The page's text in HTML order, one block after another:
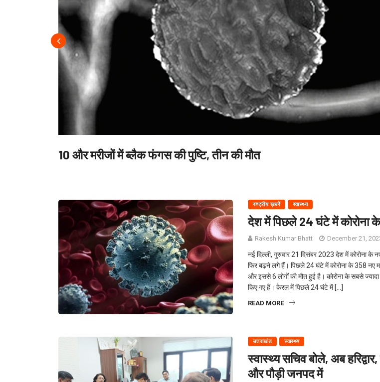
10 और मरीजों में ब्लैक फंगस की पुष्टि, तीन की मौत
राष्ट्रीय ख़बरें स्वास्थ्य
देश में पिछले 24 घंटे में कोरोना
Rakesh Kumar Bhatt December 21,
नई दिल्ली, गुरुवार 21 दिसंबर 2023 देश में कोरोना के
फिर बढ़ने लगे हैं। पिछले 24 घंटे में कोरोना के 358 नए
और इससे 6 लोगों की मौत हुई है। कोरोना के सबसे
किए गए हैं। केरल में पिछले 24 घंटे में […]
READ MORE
उत्तराखंड स्वास्थ्य
स्वास्थ्य सचिव बोले, अब
और पौड़ी जनपद में